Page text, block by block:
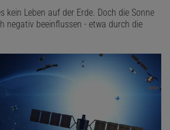
kein Leben auf der Erde. Doch die Sonne
negativ beeinflussen - etwa durch die